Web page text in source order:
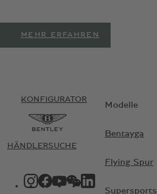
MEHR ERFAHREN
KONFIGURATOR
HÄNDLERSUCHE
INSTAGRAM-LOGO"
FACEBOOK-LOGO"
YOUTUBE-LOGO"
WECHAT-LOGO"
Modelle
Bentayga
Flying Spur
Supersports